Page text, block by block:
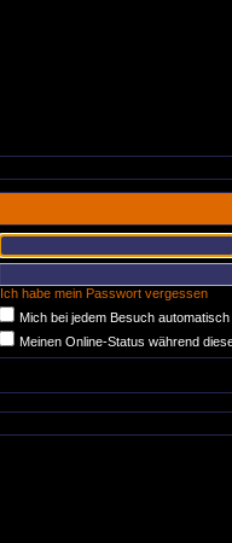
Ich habe mein Passwort vergessen
Mich bei jedem Besuch
Meinen Online-Status während